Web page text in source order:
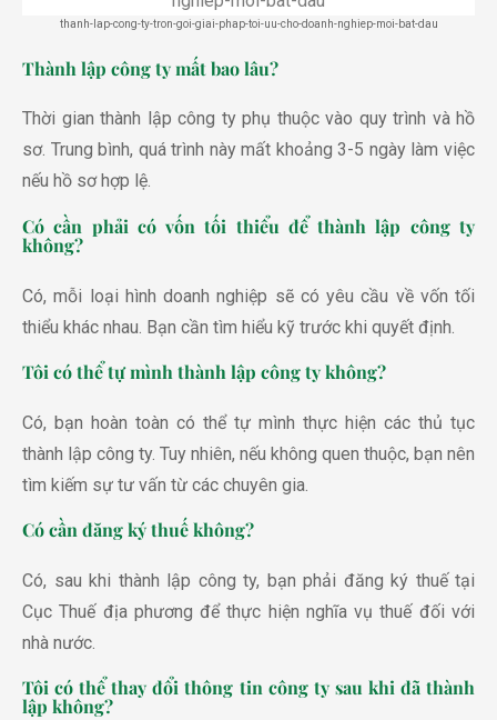
thanh-lap-cong-ty-tron-goi-giai-phap-toi-uu-cho-doanh-nghiep-moi-bat-dau
Thành lập công ty mất bao lâu?
Thời gian thành lập công ty phụ thuộc vào quy trình và hồ
sơ. Trung bình, quá trình này mất khoảng 3-5 ngày làm việc
nếu hồ sơ hợp lệ.
Có cần phải có vốn tối thiểu để thành lập công ty
không?
Có, mỗi loại hình doanh nghiệp sẽ có yêu cầu về vốn tối
thiểu khác nhau. Bạn cần tìm hiểu kỹ trước khi quyết định.
Tôi có thể tự mình thành lập công ty không?
Có, bạn hoàn toàn có thể tự mình thực hiện các thủ tục
thành lập công ty. Tuy nhiên, nếu không quen thuộc, bạn nên
tìm kiếm sự tư vấn từ các chuyên gia.
Có cần đăng ký thuế không?
Có, sau khi thành lập công ty, bạn phải đăng ký thuế tại
Cục Thuế địa phương để thực hiện nghĩa vụ thuế đối với
nhà nước.
Tôi có thể thay đổi thông tin công ty sau khi đã thành
lập không?